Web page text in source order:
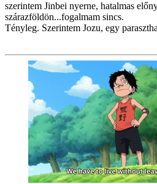
szerintem Jinbei nyerne, hatalmas
szárazföldön...fogalmam sincs.
Tényleg. Szerintem Jozu, egy